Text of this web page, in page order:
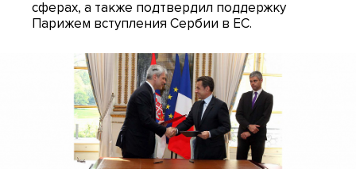
сферах, а также подтвердил поддержку
Парижем вступления Сербии в ЕС.